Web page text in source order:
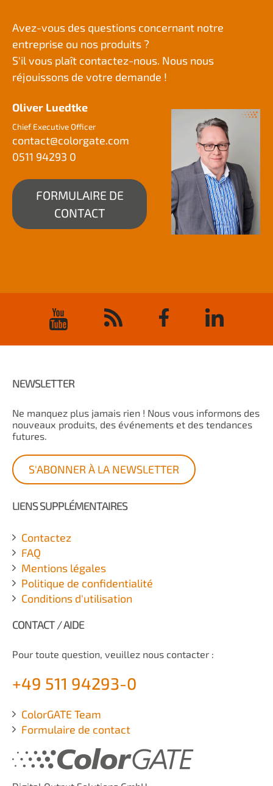
Avez-vous des questions concernant notre
entreprise ou nos produits ?
S'il vous plaît contactez-nous. Nous nous
réjouissons de votre demande !
Oliver Luedtke
Chief Executive Officer
contact@colorgate.com
0511 94293 0
FORMULAIRE DE
CONTACT
NEWSLETTER
Ne manquez plus jamais rien ! Nous vous informons des
nouveaux produits, des événements et des tendances
futures.
S'ABONNER À LA NEWSLETTER
LIENS SUPPLÉMENTAIRES
Contactez
FAQ
Mentions légales
Politique de confidentialité
Conditions d'utilisation
CONTACT / AIDE
Pour toute question, veuillez nous contacter :
+49 511 94293-0
ColorGATE Team
Formulaire de contact